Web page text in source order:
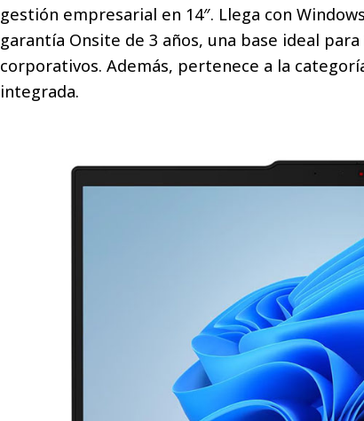
gestión empresarial en 14″. Llega con Windows
garantía Onsite de 3 años, una base ideal
corporativos. Además, pertenece a la
integrada.